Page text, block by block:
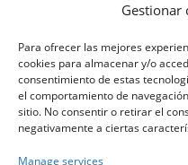
Gestionar
Para ofrecer las mejores
cookies para almacenar y/o
consentimiento de estas
el comportamiento de
sitio. No consentir o retirar el
negativamente a ciertas
Manage services
Una de las dudas más
depende del motor .
Motores de